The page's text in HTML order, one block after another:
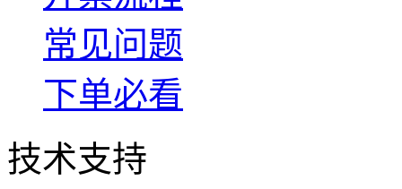
常见问题
下单必看
技术支持